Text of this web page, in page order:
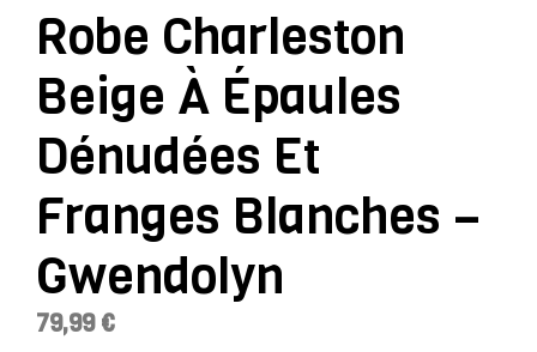
Robe Charleston
Beige À Épaules
Dénudées Et
Franges Blanches –
Gwendolyn
79,99€